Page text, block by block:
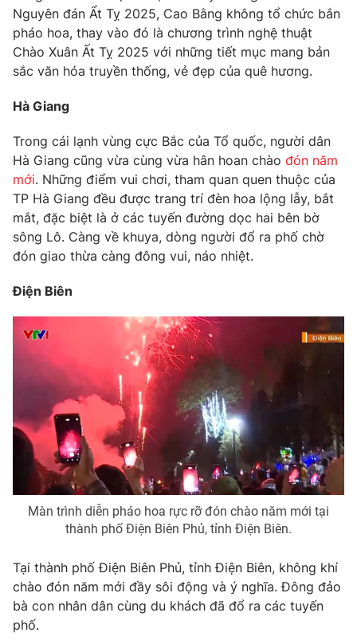
VTV Sức khoẻ Bất động sản
Thị trường 24h Tấm lòng Việt
VTV9 VTV8
Liên hệ tòa soạn English
THỜI BÁO VTV
Theo dõi báo trên
Cơ quan chủ quản:Đài Truyền hình Việt Nam
Cơ quan báo chí:Thời báo VTV
Giấy phép hoạt động báo in và báo điện tử số 483/GP-BTTTT
cấp ngày 29/12/2023
Tổng Biên tập:Vũ Thanh Thủy
Phó Tổng Biên tập:Nguyễn Thị Mỹ Hạnh, Phạm Quốc Thắng,
Tổng đài VTV:024.38 355 931 - 024.38 355 932
Ðiện thoại Thời báo VTV:024.66 897 897
Email:toasoan@vtv.vn
Liên hệ quảng cáo:
Nguyên đán Ẩt Tỵ 2025, Cao Bằng không tổ chức bắn
pháo hoa, thay vào đó là chương trình nghệ thuật
Chào Xuân Ất Tỵ 2025 với những tiết mục mang bản
sắc văn hóa truyền thống, vẻ đẹp của quê hương.
Hà Giang
Trong cái lạnh vùng cực Bắc của Tổ quốc, người dân
Hà Giang cũng vừa cùng vừa hân hoan chào đón năm
mới. Những điểm vui chơi, tham quan quen thuộc của
TP Hà Giang đều được trang trí đèn hoa lộng lẫy, bắt
mắt, đặc biệt là ở các tuyến đường dọc hai bên bờ
sông Lô. Càng về khuya, dòng người đổ ra phố chờ
đón giao thừa càng đông vui, náo nhiệt.
Điện Biên
Màn trình diễn pháo hoa rực rỡ đón chào năm mới tại
thành phố Điện Biên Phủ, tỉnh Điện Biên.
Tại thành phố Điện Biên Phủ, tỉnh Điện Biên, không khí
chào đón năm mới đầy sôi động và ý nghĩa. Đông đảo
bà con nhân dân cùng du khách đã đổ ra các tuyến
phố.